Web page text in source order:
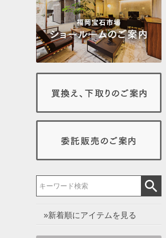
»新着順にアイテムを見る